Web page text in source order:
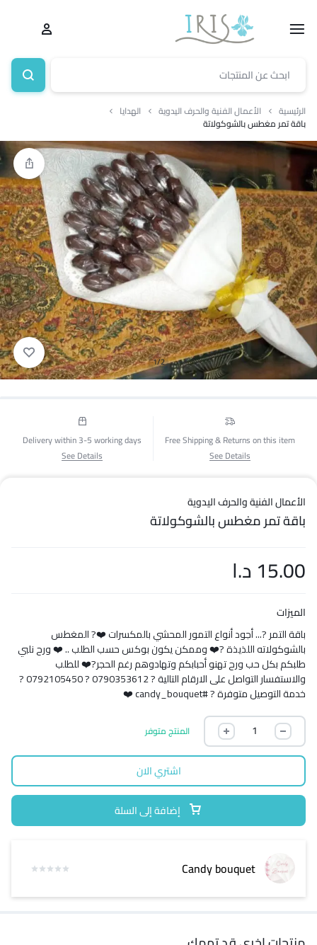
الرئيسية الأعمال الفنية والحرف اليدوية الهدايا
باقة تمر مغطس بالشوكولاتة
1/2
Free Shipping & Returns on this item
See Details
Delivery within 3-5 working days
See Details
الأعمال الفنية والحرف اليدوية
باقة تمر مغطس بالشوكولاتة
15.00 د.ا
الميزات
باقة التمر ?... أجود أنواع التمور المحشي بالمكسرات ❤️? المغطس
بالشوكولاته اللذيذة ?❤️ وممكن يكون بوكس حسب الطلب .. ❤️ ورح نلبي
طلبكم بكل حب ورح تهنو أحبابكم وتهادوهم رغم الحجر?❤️ للطلب
والاستفسار التواصل على الارقام التالية ? 0790353612 ? 0792105450 ?
خدمة التوصيل متوفرة ? #candy_bouquet ❤️
المنتج متوفر
إضافة إلى السلة
اشتري الان
Candy bouquet